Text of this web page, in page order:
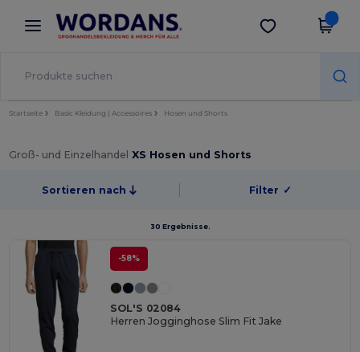
× Wordans App
Bessere Preise in der App!
App holen
Startseite Basic Kleidung | Accessoires Hosen und Shorts
Groß- und Einzelhandel XS Hosen und Shorts
Sortieren nach Filter ✓
30 Ergebnisse.
-58%
SOL'S 02084
Herren Jogginghose Slim Fit Jake